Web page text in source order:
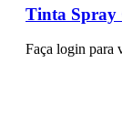
Tinta Spray
Faça login para